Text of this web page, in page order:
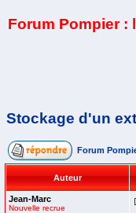
Forum Pompier :
Stockage d'un
Forum
Auteur
Jean-Marc
Nouvelle recrue